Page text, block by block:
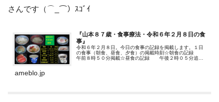
さんです（⌒_⌒）ｽｺﾞｲ
『山本８７歳・食事療法・令和６年２月８日の食
事』
令和６年２月８日。今日の食事の記録を掲載します。１日
の食事（朝食、昼食、夕食）の掲載時刻☆朝食の記録
午前８時５０分掲載☆昼食の記録 午後２時０５分追加
ameblo.jp